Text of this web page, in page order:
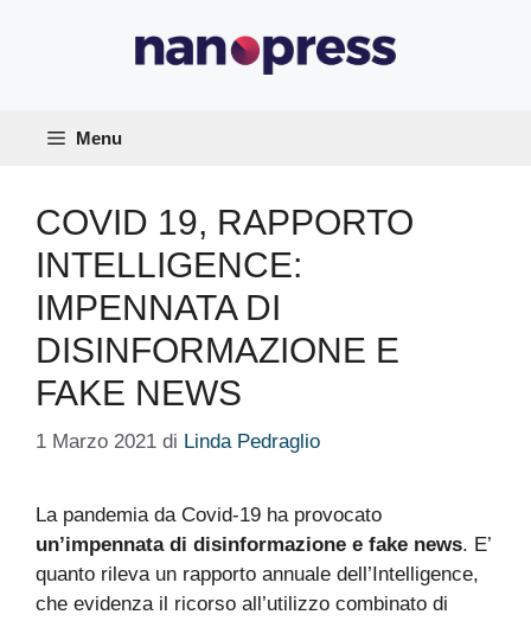
Menu
COVID 19, RAPPORTO
INTELLIGENCE:
IMPENNATA DI
DISINFORMAZIONE E
FAKE NEWS
1 Marzo 2021 di Linda Pedraglio
La pandemia da Covid-19 ha provocato
un’impennata di disinformazione e fake news. E’
quanto rileva un rapporto annuale dell’Intelligence,
che evidenza il ricorso all’utilizzo combinato di